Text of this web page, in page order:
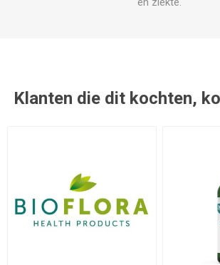
Klanten die dit kochten,